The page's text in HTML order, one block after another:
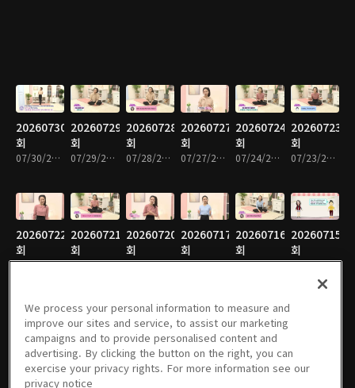
20260730
회
07/30/2026 • 9분
20260729
회
07/29/2026 • 10분
20260728
회
07/28/2026 • 9분
20260727
회
07/27/2026 • 10분
20260724
회
07/24/2026 • 10분
20260723
회
07/23/2026 • 9분
20260722
회
07/22/2026 • 9분
20260721
회
07/21/2026 • 9분
20260720
회
07/20/2026 • 9분
20260717
회
07/17/2026 • 9분
20260716
회
07/16/2026 • 10분
20260715
회
07/15/2026 • 10분
20260714
회
07/14/2026 • 10분
20260713
회
07/13/2026 • 10분
20260710
회
07/10/2026 • 10분
20260709
회
07/09/2026 • 10분
20260708
회
07/08/2026 • 11분
회
We process your personal information to measure and
improve our sites and service, to assist our marketing
campaigns and to provide personalised content and
advertising. By clicking the button on the right, you can
exercise your privacy rights. For more information see our
privacy notice